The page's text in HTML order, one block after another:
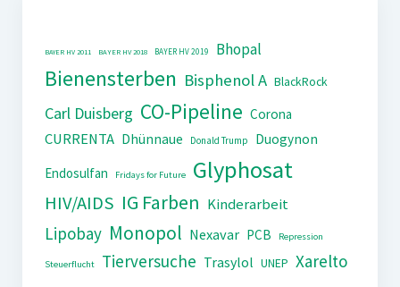
BAYER HV 2011 BAYER HV 2018 BAYER HV 2019 Bhopal
Bienensterben Bisphenol A BlackRock
Carl Duisberg CO-Pipeline Corona
CURRENTA Dhünnaue Donald Trump
Duogynon
Endosulfan
Fridays for Future Glyphosat
HIV/AIDS IG Farben Kinderarbeit
Lipobay Monopol Nexavar PCB Repression
Steuerflucht Tierversuche Trasylol UNEP Xarelto